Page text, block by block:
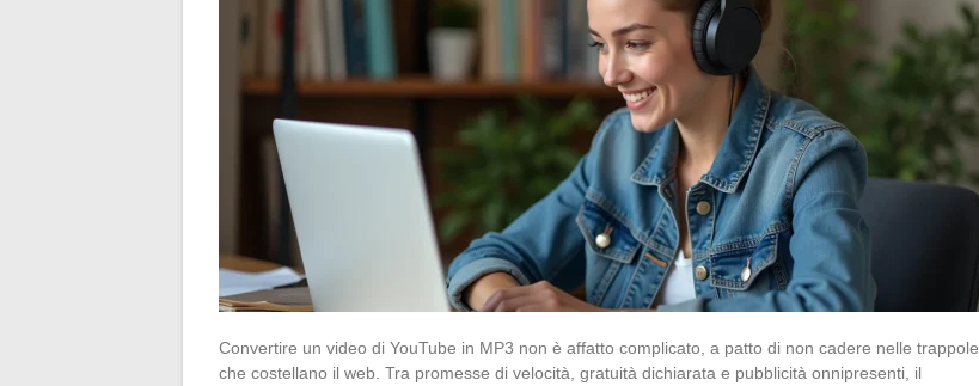
Convertire un video di YouTube in MP3 non è affatto complicato, a patto di non cadere nelle trappole
che costellano il web. Tra promesse di velocità, gratuità dichiarata e pubblicità onnipresenti, il